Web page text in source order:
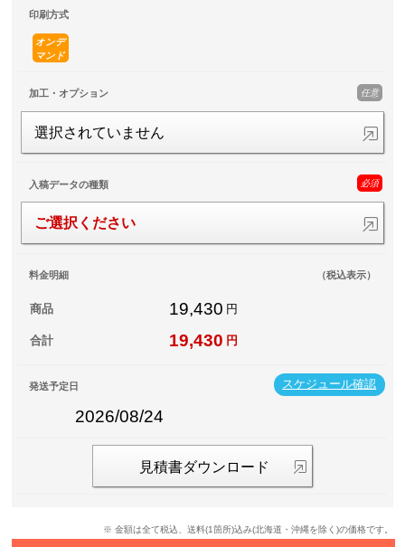
印刷方式
オンデ
マンド
加工・オプション 任意
選択されていません
入稿データの種類 必須
ご選択ください
料金明細 （税込表示）
商品 19,430 円
合計 19,430 円
スケジュール確認
発送予定日
2026/08/24
見積書ダウンロード
※ 金額は全て税込、送料(1箇所)込み(北海道・沖縄を除く)の価格です。